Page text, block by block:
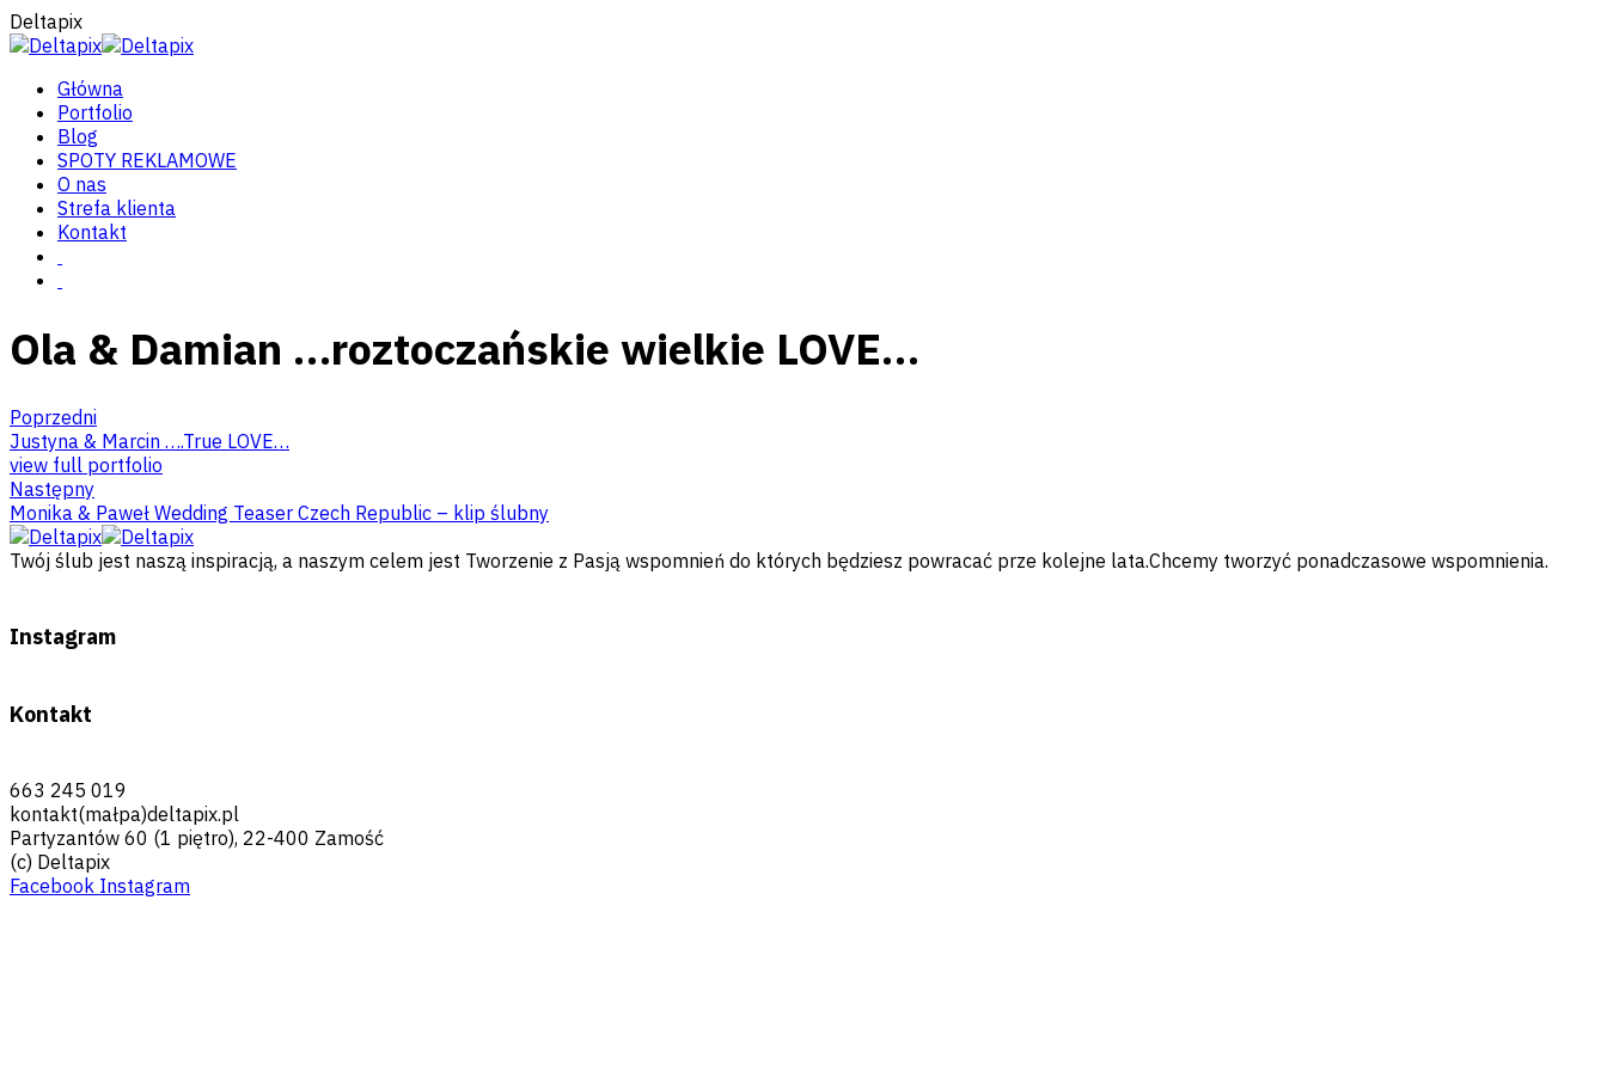
Deltapix
Główna
Portfolio
Blog
SPOTY REKLAMOWE
O nas
Strefa klienta
Kontakt
Ola & Damian …roztoczańskie wielkie LOVE…
Poprzedni
Justyna & Marcin ….True LOVE…
view full portfolio
Następny
Monika & Paweł Wedding Teaser Czech Republic – klip ślubny
Twój ślub jest naszą inspiracją, a naszym celem jest Tworzenie z Pasją wspomnień do których będziesz powracać prze kolejne lata.Chcemy tworzyć ponadczasowe wspomnienia.
Instagram
Kontakt
663 245 019
kontakt(małpa)deltapix.pl
Partyzantów 60 (1 piętro), 22-400 Zamość
(c) Deltapix
Facebook Instagram